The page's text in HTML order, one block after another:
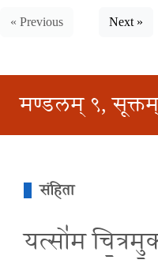
« Previous Next »
मण्डलम् ९,
संहिता
यत्सो॑म